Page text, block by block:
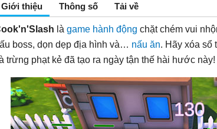
Giới thiệu Thông số Tải về
là game hành động chặt chém vui
boss, dọn dẹp địa hình và… nấu ăn. Hãy xóa sổ
trừng phạt kẻ đã tạo ra ngày tận thế hài hước này!